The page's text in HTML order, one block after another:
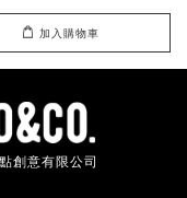
加入購物車
創意有限公司